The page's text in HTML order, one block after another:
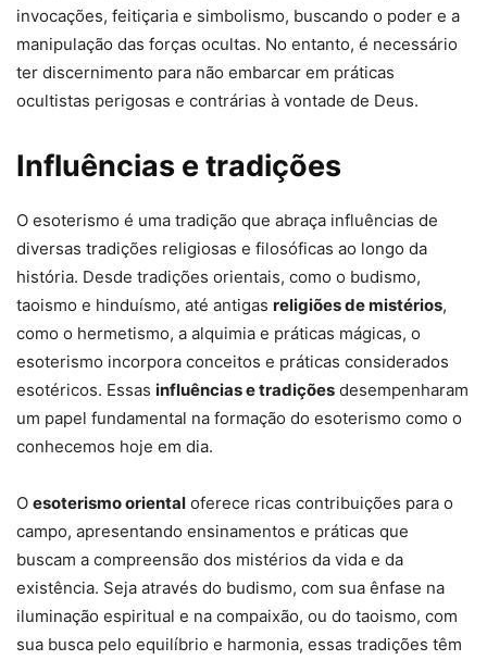
invocações, feitiçaria e simbolismo, buscando o poder e a
manipulação das forças ocultas. No entanto, é necessário
ter discernimento para não embarcar em práticas
ocultistas perigosas e contrárias à vontade de Deus.
Influências e tradições
O esoterismo é uma tradição que abraça influências de
diversas tradições religiosas e filosóficas ao longo da
história. Desde tradições orientais, como o budismo,
taoismo e hinduísmo, até antigas religiões de mistérios,
como o hermetismo, a alquimia e práticas mágicas, o
esoterismo incorpora conceitos e práticas considerados
esotéricos. Essas influências e tradições desempenharam
um papel fundamental na formação do esoterismo como o
conhecemos hoje em dia.
O esoterismo oriental oferece ricas contribuições para o
campo, apresentando ensinamentos e práticas que
buscam a compreensão dos mistérios da vida e da
existência. Seja através do budismo, com sua ênfase na
iluminação espiritual e na compaixão, ou do taoismo, com
sua busca pelo equilíbrio e harmonia, essas tradições têm